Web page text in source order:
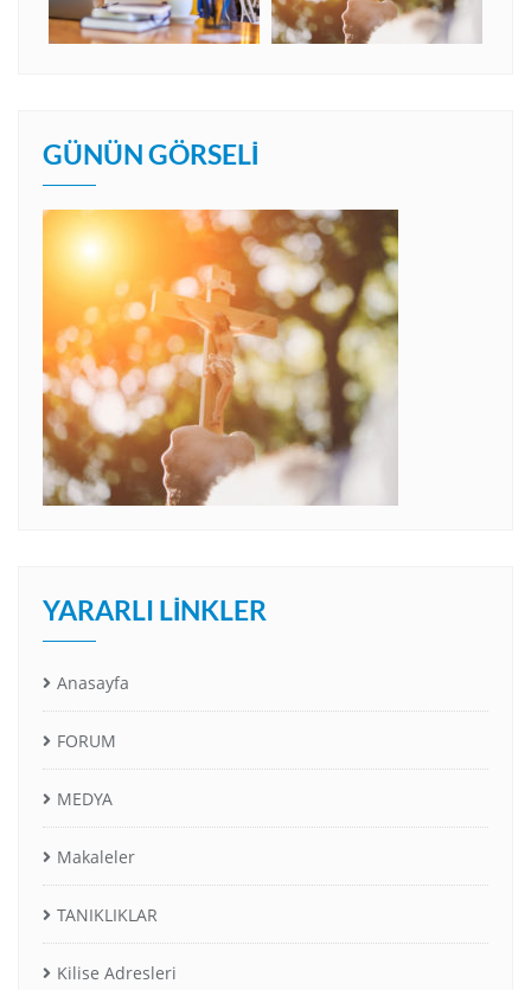
GÜNÜN GÖRSELI
YARARLI LINKLER
Anasayfa
FORUM
MEDYA
Makaleler
TANIKLIKLAR
Kilise Adresleri